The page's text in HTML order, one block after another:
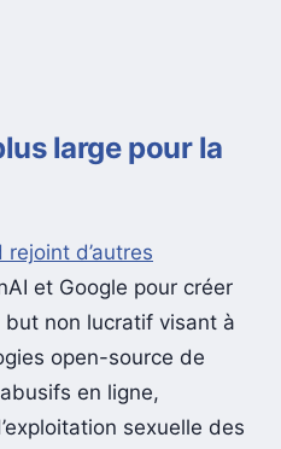
large pour la
rejoint d’autres
et Google pour créer
but non lucratif visant à
open-source de
en ligne,
sexuelle des